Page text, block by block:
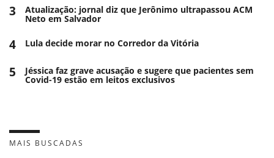
3 Atualização: jornal diz que Jerônimo ultrapassou ACM
Neto em Salvador
4 Lula decide morar no Corredor da Vitória
5 Jéssica faz grave acusação e sugere que pacientes sem
Covid-19 estão em leitos exclusivos
MAIS BUSCADAS